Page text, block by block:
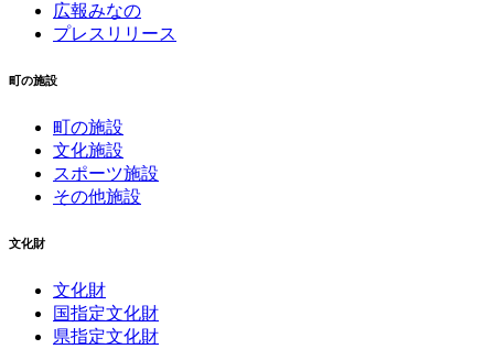
広報みなの
プレスリリース
町の施設
町の施設
文化施設
スポーツ施設
その他施設
文化財
文化財
国指定文化財
県指定文化財